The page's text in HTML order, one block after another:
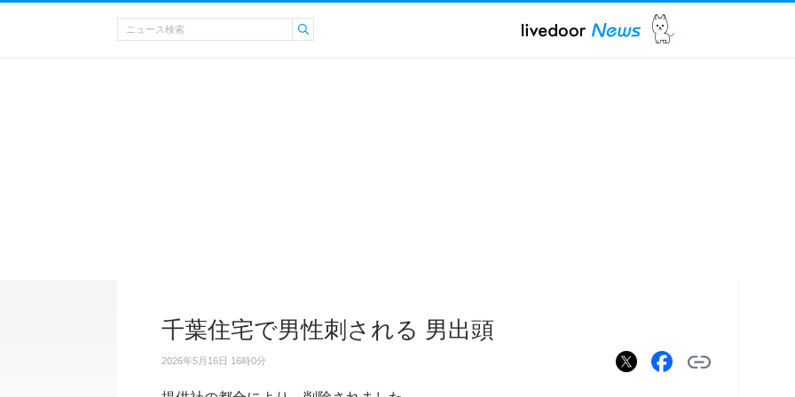
千葉住宅で男性刺される 男出頭
2026年5月16日 16時0分